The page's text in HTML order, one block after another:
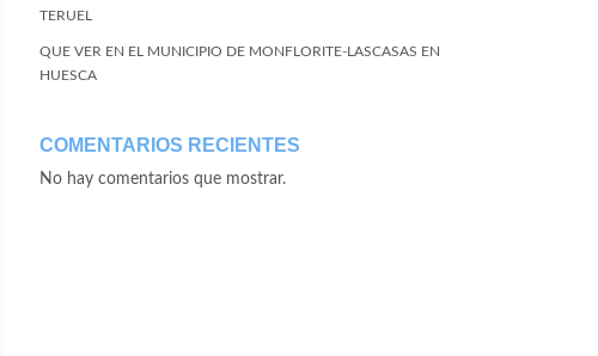
TERUEL
QUE VER EN EL MUNICIPIO DE MONFLORITE-LASCASAS EN
HUESCA
COMENTARIOS RECIENTES
No hay comentarios que mostrar.